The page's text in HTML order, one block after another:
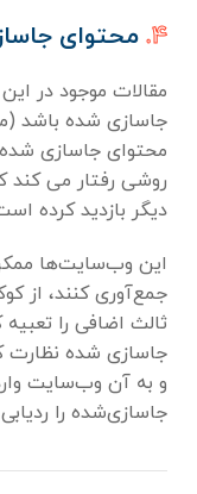
۴. محتوای
مقالات موجود در
جاسازی شده باشد
محتوای جاسازی
روشی رفتار می کند
دیگر بازدید کرده
این وب‌سایت‌ها
جمع‌آوری کنند، از
ثالث اضافی را
جاسازی شده نظارت
و به آن وب‌سایت
جاسازی‌شده را